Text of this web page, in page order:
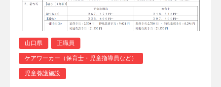
山口県 正職員
ケアワーカー（保育士・児童指導員など）
児童養護施設